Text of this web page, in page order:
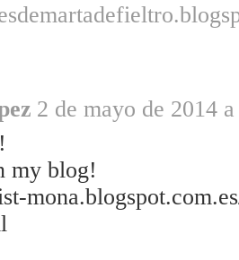
2 de mayo de 2014
my blog!